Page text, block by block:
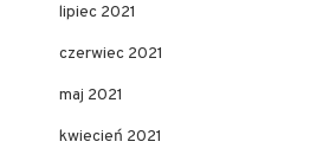
lipiec 2021
czerwiec 2021
maj 2021
kwiecień 2021